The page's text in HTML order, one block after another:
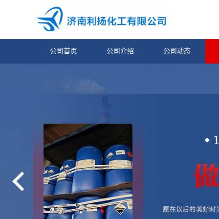
公司首页 公司介绍 公司动态